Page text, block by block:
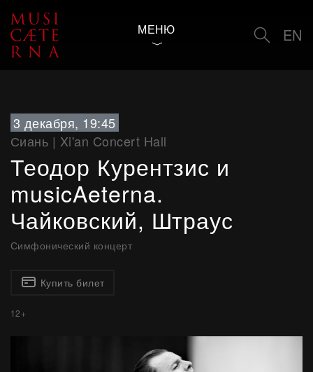
МЕНЮ EN
3 декабря, 19:45
Сиань | Xi'an Concert Hall
Теодор Курентзис и
musicAeterna.
Чайковский, Штраус
Симфонический концерт
Купить билет
12+